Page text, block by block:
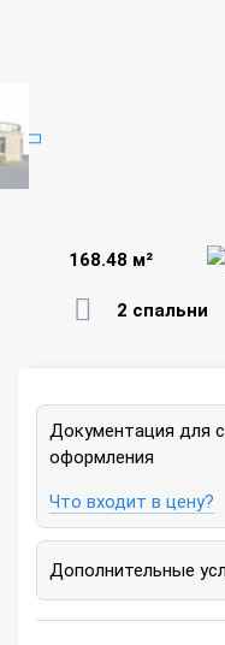
168.48 м²
2 спальни
Документация для
оформления
Что входит в цену?
Дополнительные